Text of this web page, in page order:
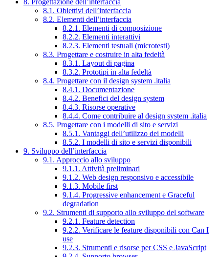
8. Progettazione dell’interfaccia
8.1. Obiettivi dell’interfaccia
8.2. Elementi dell’interfaccia
8.2.1. Elementi di composizione
8.2.2. Elementi interattivi
8.2.3. Elementi testuali (microtesti)
8.3. Progettare e costruire in alta fedeltà
8.3.1. Layout di pagina
8.3.2. Prototipi in alta fedeltà
8.4. Progettare con il design system .italia
8.4.1. Documentazione
8.4.2. Benefici del design system
8.4.3. Risorse operative
8.4.4. Come contribuire al design system .italia
8.5. Progettare con i modelli di sito e servizi
8.5.1. Vantaggi dell’utilizzo dei modelli
8.5.2. I modelli di sito e servizi disponibili
9. Sviluppo dell’interfaccia
9.1. Approccio allo sviluppo
9.1.1. Attività preliminari
9.1.2. Web design responsivo e accessibile
9.1.3. Mobile first
9.1.4. Progressive enhancement e Graceful
degradation
9.2. Strumenti di supporto allo sviluppo del software
9.2.1. Feature detection
9.2.2. Verificare le feature disponibili con Can I
use
9.2.3. Strumenti e risorse per CSS e JavaScript